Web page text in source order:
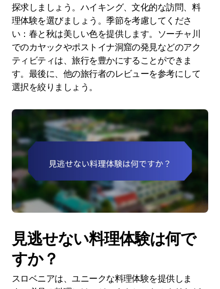
探求しましょう。ハイキング、文化的な訪問、料
理体験を選びましょう。季節を考慮してくださ
い：春と秋は美しい色を提供します。ソーチャ川
でのカヤックやポストイナ洞窟の発見などのアク
ティビティは、旅行を豊かにすることができま
す。最後に、他の旅行者のレビューを参考にして
選択を絞りましょう。
見逃せない料理体験は何で
すか？
スロベニアは、ユニークな料理体験を提供しま